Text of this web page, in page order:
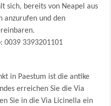
sich, bereits von Neapel aus
anzurufen und den
0039 3393201101
in Paestum ist die antike
erreichen Sie die Via
Sie in die Via Licinella ein